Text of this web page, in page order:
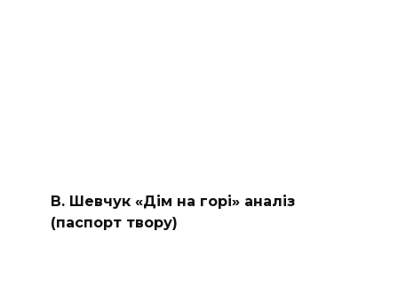
В. Шевчук «Дім на горі» аналіз
(паспорт твору)